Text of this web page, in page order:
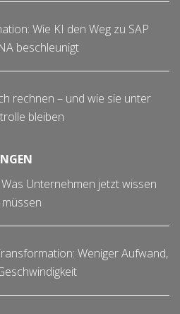
Wie KI den Weg zu SAP
beschleunigt
rechnen – und wie sie unter
bleiben
Unternehmen jetzt wissen
müssen
Weniger Aufwand,